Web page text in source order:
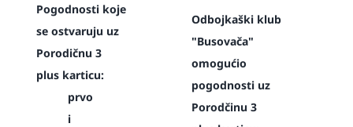
Pogodnosti koje
se ostvaruju uz
Porodičnu 3
plus karticu:
prvo
i
Odbojkaški klub
"Busovača"
omogućio
pogodnosti uz
Porodčinu 3